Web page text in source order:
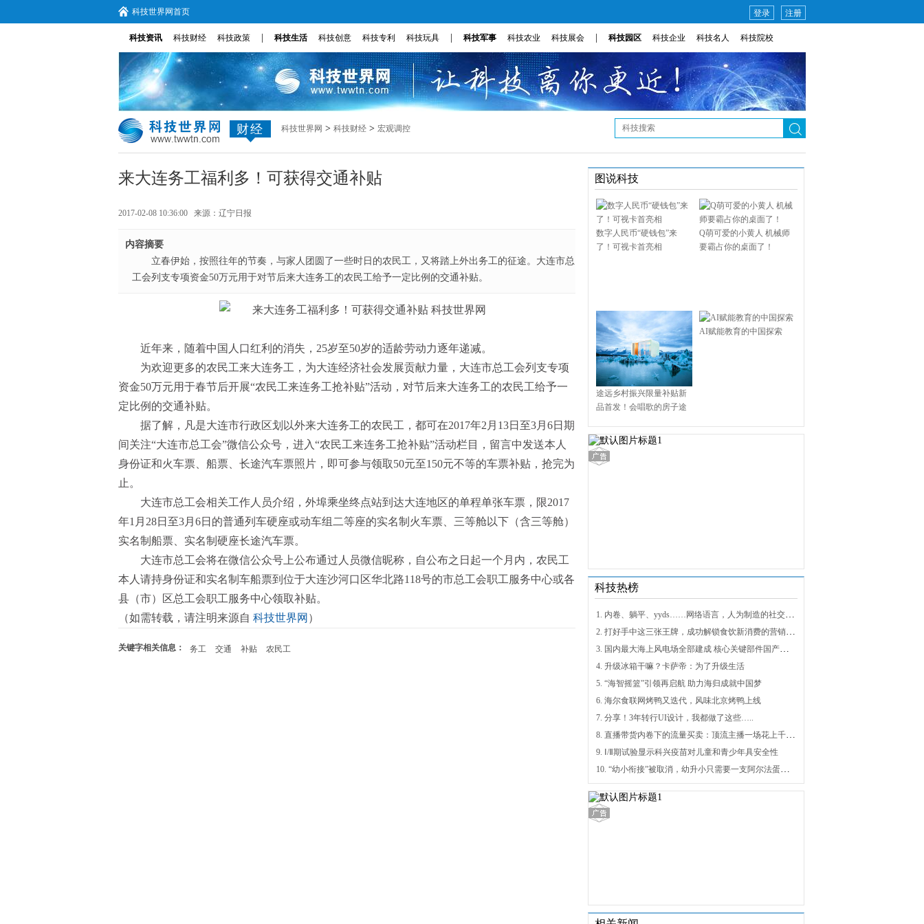
科技世界网首页 注册
登录
科技资讯 科技财经 科技政策 科技生活 科技创意 科技专利 科技玩具 科技军事 科技农业 科技展会 科技园区 科技企业 科技名人 科技院校
财经 科技世界网 > 科技财经 > 宏观调控
来大连务工福利多！可获得交通补贴
2017-02-08 10:36:00 来源： 辽宁日报
内容摘要
立春伊始，按照往年的节奏，与家人团圆了一些时日的农民工，又将踏上外出务工的征途。大连市总
工会列支专项资金50万元用于对节后来大连务工的农民工给予一定比例的交通补贴。
近年来，随着中国人口红利的消失，25岁至50岁的适龄劳动力逐年递减。
为欢迎更多的农民工来大连务工，为大连经济社会发展贡献力量，大连市总工会列支专项
资金50万元用于春节后开展“农民工来连务工抢补贴”活动，对节后来大连务工的农民工给予一
定比例的交通补贴。
据了解，凡是大连市行政区划以外来大连务工的农民工，都可在2017年2月13日至3月6日期
间关注“大连市总工会”微信公众号，进入“农民工来连务工抢补贴”活动栏目，留言中发送本人
身份证和火车票、船票、长途汽车票照片，即可参与领取50元至150元不等的车票补贴，抢完为
止。
大连市总工会相关工作人员介绍，外埠乘坐终点站到达大连地区的单程单张车票，限2017
年1月28日至3月6日的普通列车硬座或动车组二等座的实名制火车票、三等舱以下（含三等舱）
实名制船票、实名制硬座长途汽车票。
大连市总工会将在微信公众号上公布通过人员微信昵称，自公布之日起一个月内，农民工
本人请持身份证和实名制车船票到位于大连沙河口区华北路118号的市总工会职工服务中心或各
县（市）区总工会职工服务中心领取补贴。
（如需转载，请注明来源自 科技世界网 ）
关键字相关信息： 务工 交通 补贴 农民工
图说科技
数字人民币“硬钱包”来
了！可视卡首亮相
Q萌可爱的小黄人 机械师
要霸占你的桌面了！
途远乡村振兴限量补贴新
品首发！会唱歌的房子途
AI赋能教育的中国探索
科技热榜
1. 内卷、躺平、yyds……网络语言，人为制造的社交屏障？
2. 打好手中这三张王牌，成功解锁食饮新消费的营销密码
3. 国内最大海上风电场全部建成 核心关键部件国产化攻关未来可期
4. 升级冰箱干嘛？卡萨帝：为了升级生活
5. “海智摇篮”引领再启航 助力海归成就中国梦
6. 海尔食联网烤鸭又迭代，风味北京烤鸭上线
7. 分享！3年转行UI设计，我都做了这些…..
8. 直播带货内卷下的流量买卖：顶流主播一场花上千万元，红利消退焦虑暴增
9. Ⅰ/Ⅱ期试验显示科兴疫苗对儿童和青少年具安全性
10. “幼小衔接”被取消，幼升小只需要一支阿尔法蛋词典笔